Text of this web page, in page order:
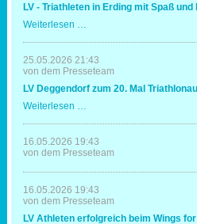
LV - Triathleten in Erding mit Spaß und
Weiterlesen …
Triathleten
in
Erding
Spaß
Erfolg
25.05.2026 21:43
von dem Presseteam
LV Deggendorf zum 20. Mal
Weiterlesen …
zum
20.
Mal
16.05.2026 19:43
von dem Presseteam
16.05.2026 19:43
von dem Presseteam
LV Athleten erfolgreich beim Wings